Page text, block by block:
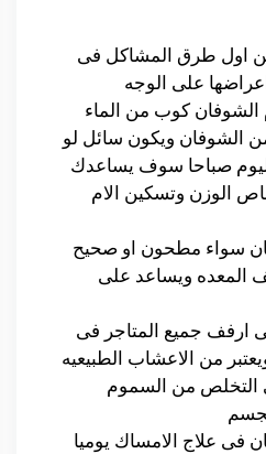
اول طرق المشاكل فى
على الوجه
كوب من الماء
الشوفان ويكون سائل لو
صباحا سوف يساعدك
الوزن وتسكين الام
سواء مطحون او صحيح
المعده ويساعد على
ارفف جميع المتاجر فى
من الاعشاب الطبيعيه
التخلص من السموم
فى علاج الامساك يوميا